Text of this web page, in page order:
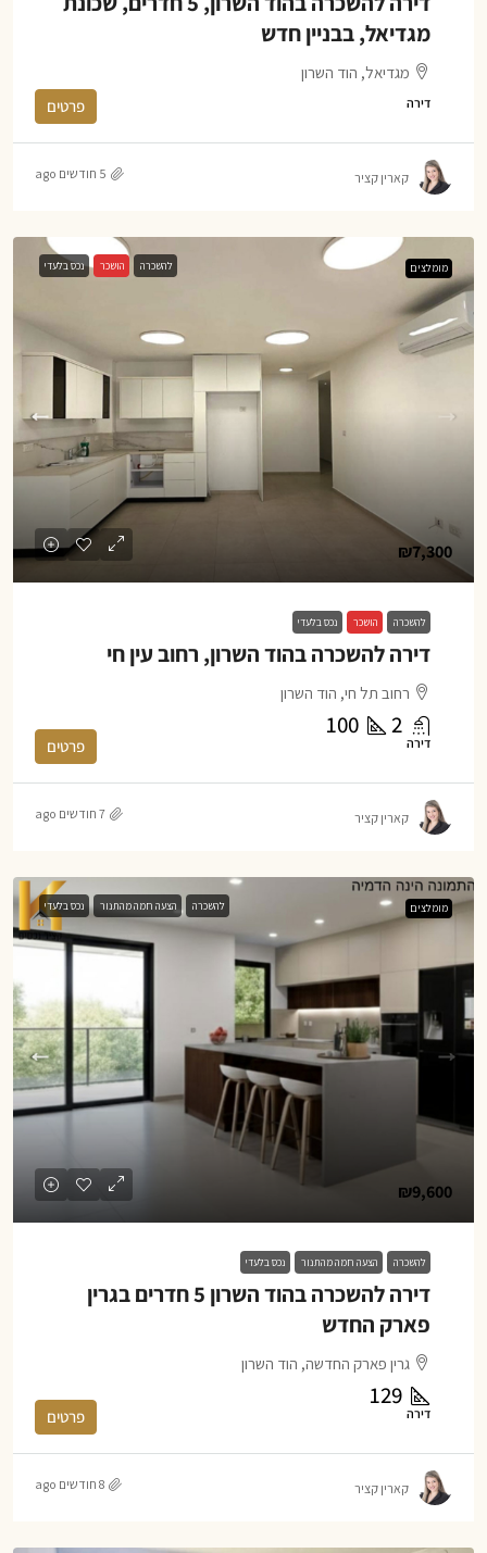
מגדיאל, בבניין חדש
מגדיאל, הוד השרון
דירה פרטים
קארין קציר 5 חודשים ago
מומלצים להשכרה הושכר נכס בלעדי
₪7,300
להשכרה הושכר נכס בלעדי
דירה להשכרה בהוד השרון, רחוב עין חי
רחוב תל חי, הוד השרון
2
100
דירה פרטים
קארין קציר 7 חודשים ago
מומלצים להשכרה הצעה חמה מהתנור נכס בלעדי
₪9,600
להשכרה הצעה חמה מהתנור נכס בלעדי
דירה להשכרה בהוד השרון 5 חדרים בגרין
פארק החדש
גרין פארק החדשה, הוד השרון
129
דירה פרטים
קארין קציר 8 חודשים ago